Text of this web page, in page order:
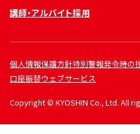
講師・アルバイト採用
個人情報保護方針特別警報発令時の
口座振替ウェブサービス
Copyright © KYOSHIN Co., Ltd. All